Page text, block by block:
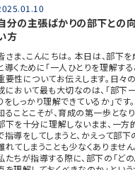
分の主張ばかりの部下との
方
さま、こんにちは。 本日は、部下
導くために「一人ひとりを理解する
要性についてお伝えします。日々
において最も大切なのは、「部下
をしっかり理解できているか」です
ることこそが、育成の第一歩となり
下を十分に理解しないまま、一方
指導をしてしまうと、かえって部
れてしまうことも少なくありません
たちが指導する際に、部下の「ど